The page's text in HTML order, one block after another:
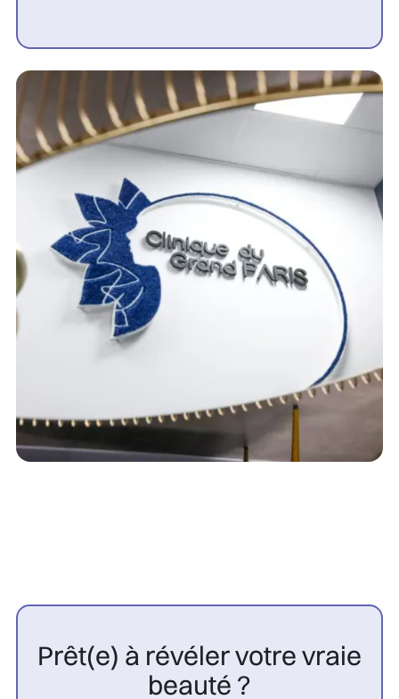
Prêt(e) à révéler votre vraie
beauté ?